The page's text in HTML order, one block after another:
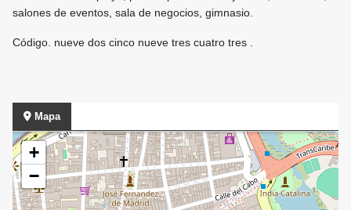
salones de eventos, sala de negocios, gimnasio.
Código. nueve dos cinco nueve tres cuatro tres .
Mapa
+
−